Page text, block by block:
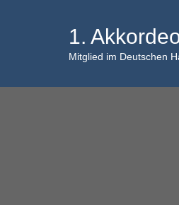
1.
Mitglied im Deutschen